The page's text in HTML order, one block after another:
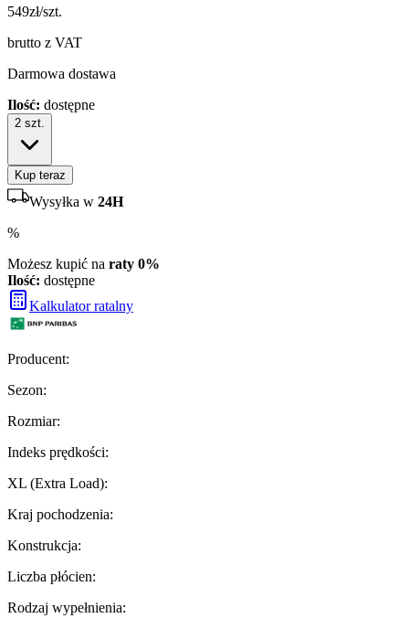
549zł/szt.
brutto z VAT
Darmowa dostawa
Ilość: dostępne
2 szt.
Kup teraz
Wysyłka w 24H
%
Możesz kupić na raty 0%
Ilość: dostępne
Kalkulator ratalny
Producent:
Sezon:
Rozmiar:
Indeks prędkości:
XL (Extra Load):
Kraj pochodzenia:
Konstrukcja:
Liczba płócien:
Rodzaj wypełnienia: